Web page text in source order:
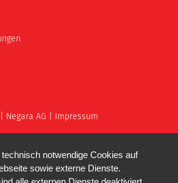
Negara AG Impressum
notwendige Cookies auf
sowie externe Dienste.